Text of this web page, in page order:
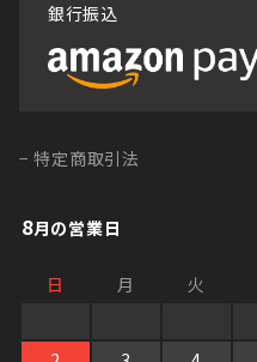
銀行振込
− 特定商取引法
8月の営業日
日 月 火